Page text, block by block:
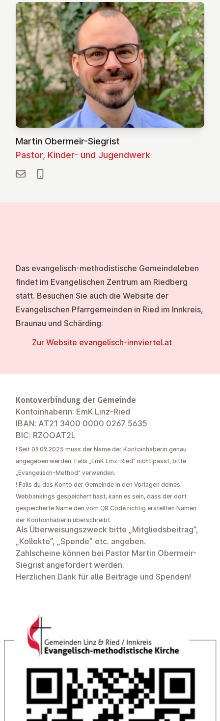
Martin Obermeir-Siegrist
Pastor, Kinder- und Jugendwerk
Das evangelisch-methodistische Gemeindeleben
findet im Evangelischen Zentrum am Riedberg
statt. Besuchen Sie auch die Website der
Evangelischen Pfarrgemeinden in Ried im Innkreis,
Braunau und Schärding:
Zur Website evan­gel­isch-in­nvier­tel.at
Kontoverbindung der Gemeinde
Kontoinhaberin: EmK Linz-Ried
IBAN: AT21 3400 0000 0267 5635
BIC: RZOOAT2L
! Seit 09.09.2025 muss der Name der Kontoinhaberin genau
angegeben werden. Falls „EmK Linz-Ried“ nicht passt, bitte
„Evangelisch-Method“ verwenden.
! Falls du das Konto der Gemeinde in den Vorlagen deines
Webbankings gespeichert hast, kann es sein, dass der dort
gespeicherte Name den vom QR Code richtig erstellten Namen
der Kontoinhaberin überschreibt.
Als Überweisungszweck bitte „Mitgliedsbeitrag”,
„Kollekte”, „Spende” etc. angeben.
Zahlscheine können bei Pastor Martin Obermeir-
Siegrist angefordert werden.
Herzlichen Dank für alle Beiträge und Spenden!